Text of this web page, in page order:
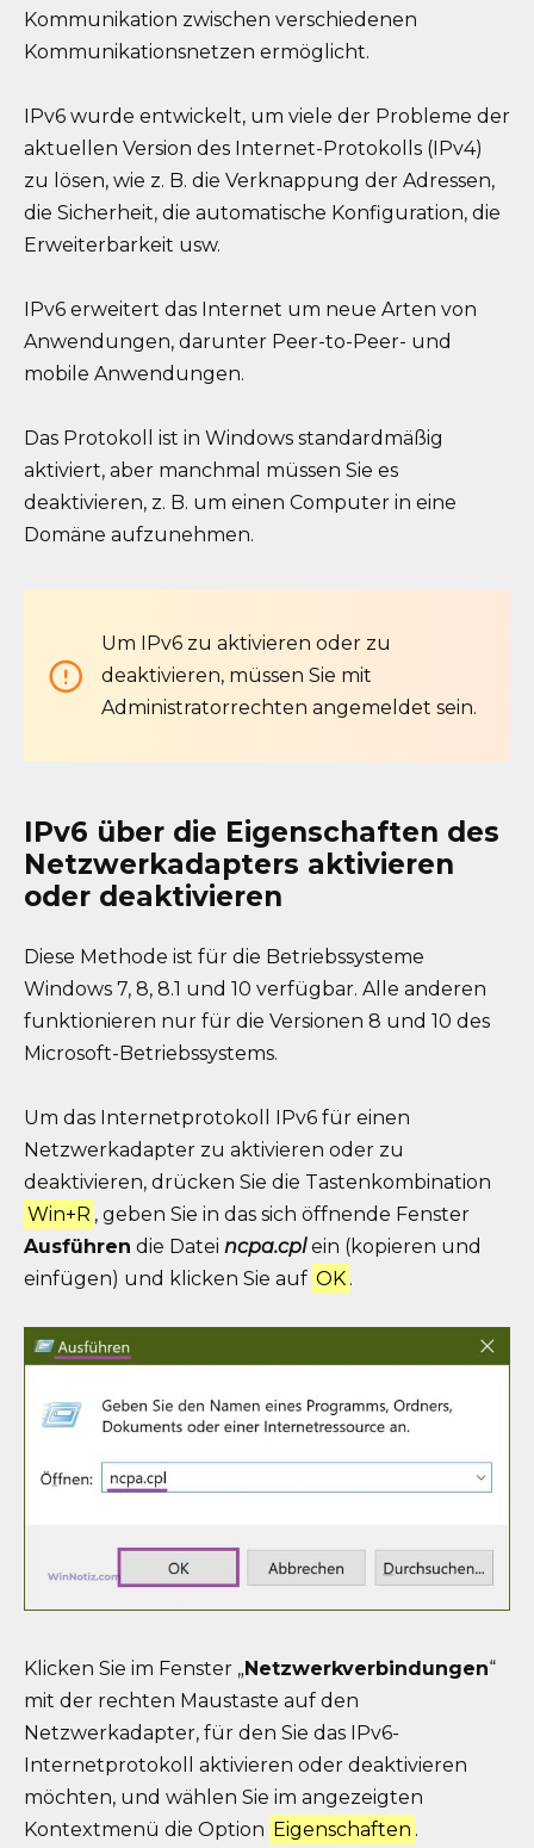
Kommunikation zwischen verschiedenen
Kommunikationsnetzen ermöglicht.
IPv6 wurde entwickelt, um viele der Probleme der
aktuellen Version des Internet-Protokolls (IPv4)
zu lösen, wie z. B. die Verknappung der Adressen,
die Sicherheit, die automatische Konfiguration, die
Erweiterbarkeit usw.
IPv6 erweitert das Internet um neue Arten von
Anwendungen, darunter Peer-to-Peer- und
mobile Anwendungen.
Das Protokoll ist in Windows standardmäßig
aktiviert, aber manchmal müssen Sie es
deaktivieren, z. B. um einen Computer in eine
Domäne aufzunehmen.
Um IPv6 zu aktivieren oder zu
deaktivieren, müssen Sie mit
Administratorrechten angemeldet sein.
IPv6 über die Eigenschaften des
Netzwerkadapters aktivieren
oder deaktivieren
Diese Methode ist für die Betriebssysteme
Windows 7, 8, 8.1 und 10 verfügbar. Alle anderen
funktionieren nur für die Versionen 8 und 10 des
Microsoft-Betriebssystems.
Um das Internetprotokoll IPv6 für einen
Netzwerkadapter zu aktivieren oder zu
deaktivieren, drücken Sie die Tastenkombination
Win+R , geben Sie in das sich öffnende Fenster
Ausführen die Datei ncpa.cplein (kopieren und
einfügen) und klicken Sie auf OK .
Klicken Sie im Fenster „Netzwerkverbindungen“
mit der rechten Maustaste auf den
Netzwerkadapter, für den Sie das IPv6-
Internetprotokoll aktivieren oder deaktivieren
möchten, und wählen Sie im angezeigten
Kontextmenü die Option Eigenschaften .